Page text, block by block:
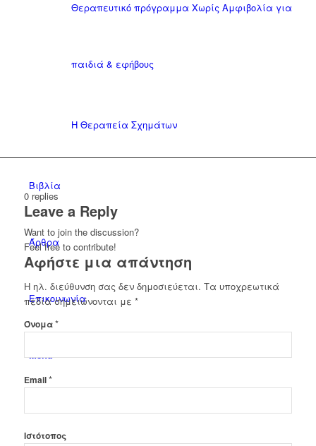
Θεραπευτικό πρόγραμμα Χωρίς Αμφιβολία για
παιδιά & εφήβους
Η Θεραπεία Σχημάτων
Βιβλία
Άρθρα
Επικοινωνία
Menu
0 replies
Leave a Reply
Want to join the discussion?
Feel free to contribute!
Αφήστε μια απάντηση
Η ηλ. διεύθυνση σας δεν δημοσιεύεται. Τα υποχρεωτικά
πεδία σημειώνονται με *
Όνομα*
Email*
Ιστότοπος